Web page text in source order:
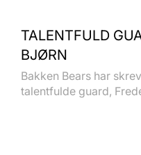
TALENTFULD
BJØRN
Bakken Bears har
talentfulde guard,